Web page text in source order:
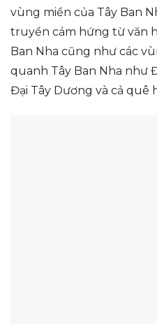
vùng miền của Tây Ban
truyền cảm hứng từ văn
Ban Nha cũng như các
quanh Tây Ban Nha như
Đại Tây Dương và cả quê